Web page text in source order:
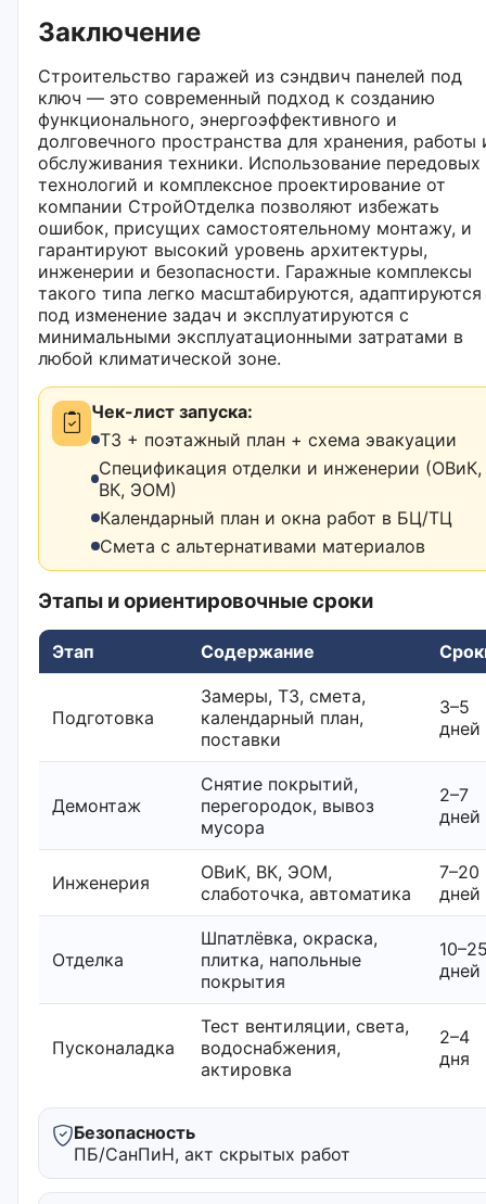
Заключение
Строительство гаражей из сэндвич панелей под
ключ — это современный подход к созданию
функционального, энергоэффективного и
долговечного пространства для хранения, работы
обслуживания техники. Использование передовых
технологий и комплексное проектирование от
компании СтройОтделка позволяют избежать
ошибок, присущих самостоятельному монтажу, и
гарантируют высокий уровень архитектуры,
инженерии и безопасности. Гаражные комплексы
такого типа легко масштабируются, адаптируются
под изменение задач и эксплуатируются с
минимальными эксплуатационными затратами в
любой климатической зоне.
Чек-лист запуска:
ТЗ + поэтажный план + схема эвакуации
Спецификация отделки и инженерии (ОВиК,
ВК, ЭОМ)
Календарный план и окна работ в БЦ/ТЦ
Смета с альтернативами материалов
Этапы и ориентировочные сроки
Этап Содержание
Подготовка
Замеры, ТЗ, смета,
календарный план,
поставки
3–5
дней
Демонтаж
Снятие покрытий,
перегородок, вывоз
мусора
2–7
дней
Инженерия
ОВиК, ВК, ЭОМ,
слаботочка, автоматика
7–20
дней
Отделка
Шпатлёвка, окраска,
плитка, напольные
покрытия
дней
Пусконаладка
Тест вентиляции, света,
водоснабжения,
актировка
2–4
дня
Безопасность
ПБ/СанПиН, акт скрытых работ